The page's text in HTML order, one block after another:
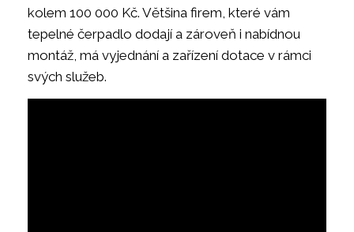
kolem 100 000 Kč. Většina firem, které vám
tepelné čerpadlo dodají a zároveň i nabídnou
montáž, má vyjednání a zařízení dotace v rámci
svých služeb.